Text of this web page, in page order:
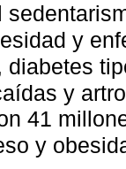
y
diabetes
y
41
y